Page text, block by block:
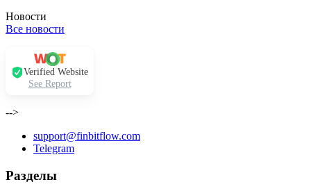
Новости
Все новости
Verified Website
See Report
-->
support@finbitflow.com
Telegram
Разделы